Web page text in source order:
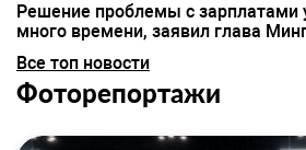
Решение проблемы с зарплатами
много времени, заявил глава
Все топ новости
Фоторепортажи